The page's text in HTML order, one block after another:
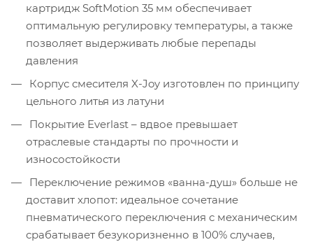
картридж SoftMotion 35 мм обеспечивает
оптимальную регулировку температуры, а также
позволяет выдерживать любые перепады
давления
Корпус смесителя X-Joy изготовлен по принципу
цельного литья из латуни
Покрытие Everlast – вдвое превышает
отраслевые стандарты по прочности и
износостойкости
Переключение режимов «ванна-душ» больше не
доставит хлопот: идеальное сочетание
пневматического переключения с механическим
срабатывает безукоризненно в 100% случаев,